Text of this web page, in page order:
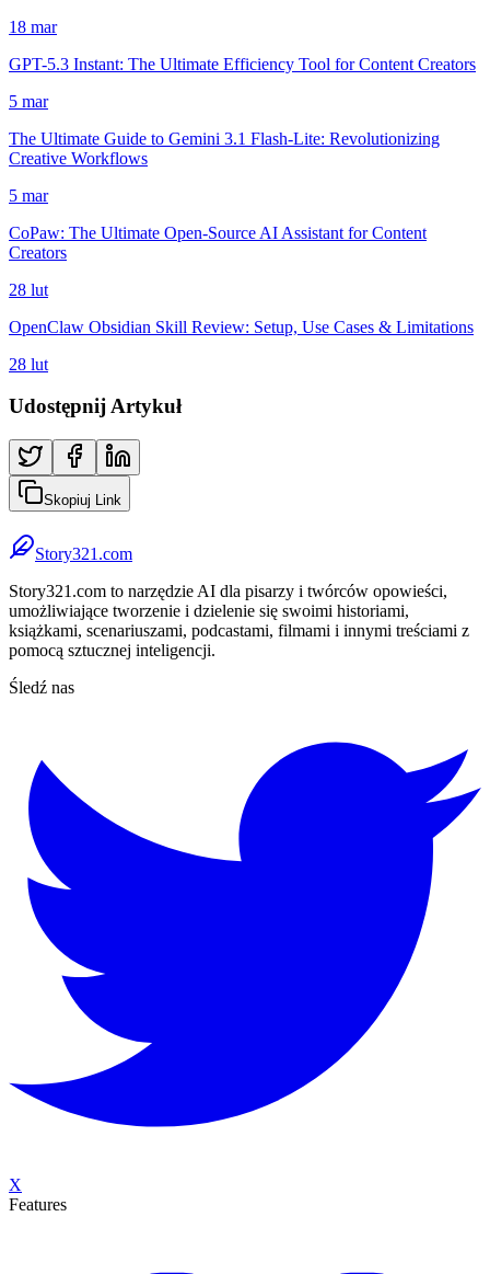
18 mar
GPT-5.3 Instant: The Ultimate Efficiency Tool for Content Creators
5 mar
The Ultimate Guide to Gemini 3.1 Flash-Lite: Revolutionizing
Creative Workflows
5 mar
CoPaw: The Ultimate Open-Source AI Assistant for Content
Creators
28 lut
OpenClaw Obsidian Skill Review: Setup, Use Cases & Limitations
28 lut
Udostępnij Artykuł
Skopiuj Link
Story321.com
Story321.com to narzędzie AI dla pisarzy i twórców opowieści,
umożliwiające tworzenie i dzielenie się swoimi historiami,
książkami, scenariuszami, podcastami, filmami i innymi treściami z
pomocą sztucznej inteligencji.
Śledź nas
X
Features